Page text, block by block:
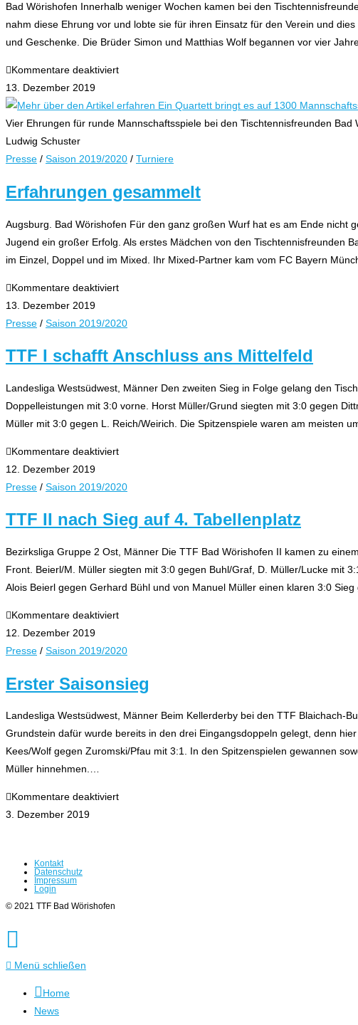
Bad Wörishofen Innerhalb weniger Wochen kamen bei den
nahm diese Ehrung vor und lobte sie für ihren Einsatz für den Verein und
und Geschenke. Die Brüder Simon und Matthias Wolf begannen vor vier
Kommentare deaktiviertfür
Quartett
bringt
auf
Mannschaftsspiele
Tischtennisfreunde
ehren
langjährige
13. Dezember 2019
Vier Ehrungen für runde Mannschaftsspiele bei den Tischtennisfreunden
Ludwig Schuster
Presse / Saison 2019/2020 / Turniere
Erfahrungen gesammelt
Augsburg. Bad Wörishofen Für den ganz großen Wurf hat es am Ende nicht
Jugend ein großer Erfolg. Als erstes Mädchen von den Tischtennisfreunden
im Einzel, Doppel und im Mixed. Ihr Mixed-Partner kam vom FC Bayern
Kommentare deaktiviertfür
gesammelt
13. Dezember 2019
Presse / Saison 2019/2020
TTF I schafft Anschluss ans Mittelfeld
Landesliga Westsüdwest, Männer Den zweiten Sieg in Folge gelang den
Doppelleistungen mit 3:0 vorne. Horst Müller/Grund siegten mit 3:0 gegen
Müller mit 3:0 gegen L. Reich/Weirich. Die Spitzenspiele waren am meisten
Kommentare deaktiviertfür
I
Anschluss
Mittelfeld
12. Dezember 2019
Presse / Saison 2019/2020
TTF II nach Sieg auf 4. Tabellenplatz
Bezirksliga Gruppe 2 Ost, Männer Die TTF Bad Wörishofen II kamen zu
Front. Beierl/M. Müller siegten mit 3:0 gegen Buhl/Graf, D. Müller/Lucke mit
Alois Beierl gegen Gerhard Bühl und von Manuel Müller einen klaren 3:0 Sieg
Kommentare deaktiviertfür
II
Sieg
4.
Tabellenplatz
12. Dezember 2019
Presse / Saison 2019/2020
Erster Saisonsieg
Landesliga Westsüdwest, Männer Beim Kellerderby bei den TTF Blaichach-
Grundstein dafür wurde bereits in den drei Eingangsdoppeln gelegt, denn
Kees/Wolf gegen Zuromski/Pfau mit 3:1. In den Spitzenspielen gewannen
Müller hinnehmen.…
Kommentare deaktiviertfür
3. Dezember 2019
Kontakt
Datenschutz
Impressum
Login
© 2021 TTF Bad Wörishofen
Menü schließen
Home
News